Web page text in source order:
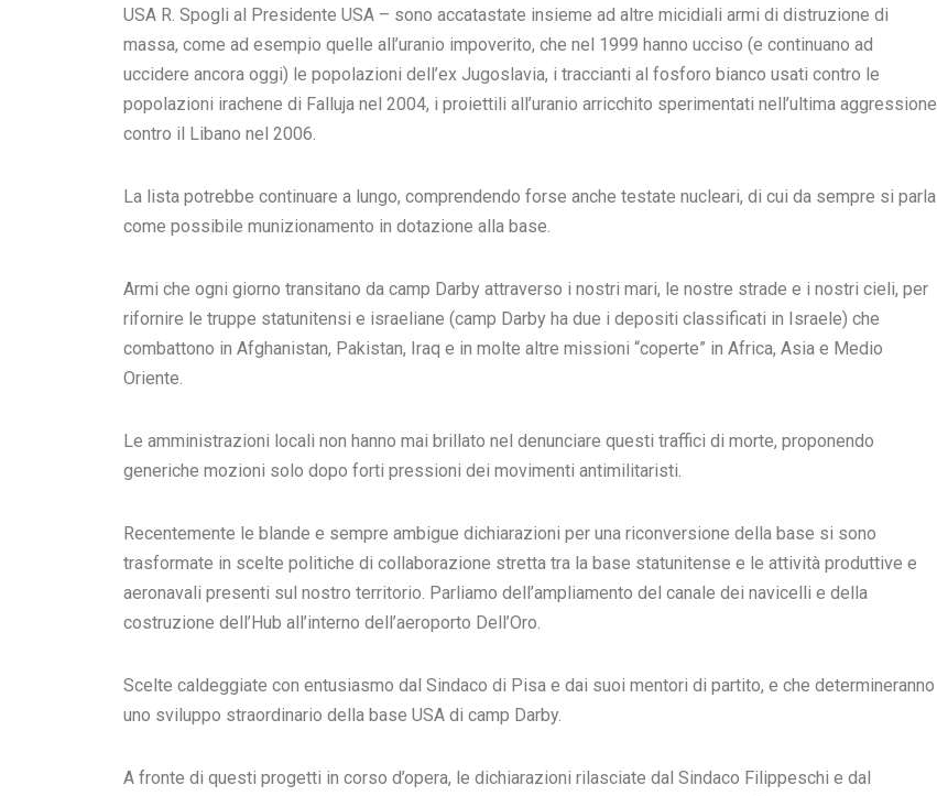
USA R. Spogli al Presidente USA – sono accatastate insieme ad altre micidiali armi di distruzione di
massa, come ad esempio quelle all’uranio impoverito, che nel 1999 hanno ucciso (e continuano ad
uccidere ancora oggi) le popolazioni dell’ex Jugoslavia, i traccianti al fosforo bianco usati contro le
popolazioni irachene di Falluja nel 2004, i proiettili all’uranio arricchito sperimentati nell’ultima aggressione
contro il Libano nel 2006.
La lista potrebbe continuare a lungo, comprendendo forse anche testate nucleari, di cui da sempre si parla
come possibile munizionamento in dotazione alla base.
Armi che ogni giorno transitano da camp Darby attraverso i nostri mari, le nostre strade e i nostri cieli, per
rifornire le truppe statunitensi e israeliane (camp Darby ha due i depositi classificati in Israele) che
combattono in Afghanistan, Pakistan, Iraq e in molte altre missioni “coperte” in Africa, Asia e Medio
Oriente.
Le amministrazioni locali non hanno mai brillato nel denunciare questi traffici di morte, proponendo
generiche mozioni solo dopo forti pressioni dei movimenti antimilitaristi.
Recentemente le blande e sempre ambigue dichiarazioni per una riconversione della base si sono
trasformate in scelte politiche di collaborazione stretta tra la base statunitense e le attività produttive e
aeronavali presenti sul nostro territorio. Parliamo dell’ampliamento del canale dei navicelli e della
costruzione dell’Hub all’interno dell’aeroporto Dell’Oro.
Scelte caldeggiate con entusiasmo dal Sindaco di Pisa e dai suoi mentori di partito, e che determineranno
uno sviluppo straordinario della base USA di camp Darby.
A fronte di questi progetti in corso d’opera, le dichiarazioni rilasciate dal Sindaco Filippeschi e dal